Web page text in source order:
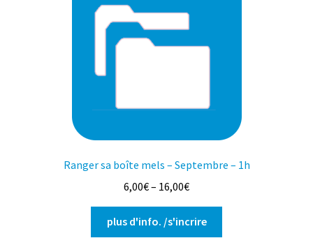
Ranger sa boîte mels – Septembre – 1h
6,00€– 16,00€
plus d'info. /s'incrire